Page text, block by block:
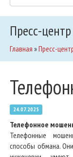
Пресс-центр
Главная »Пресс-
24.07.2025
Телефонное
Телефонные
способы обмана.